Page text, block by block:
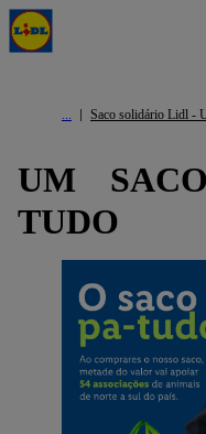
Saco solidário Lidl -
UM
TUDO